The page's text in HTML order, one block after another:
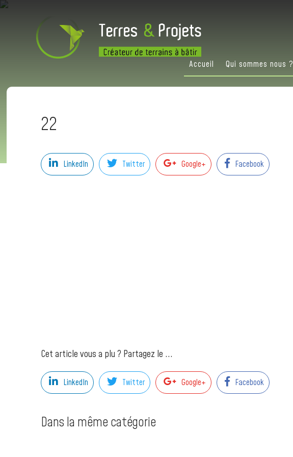
Accueil Qui sommes nous ?
22
LinkedIn Twitter Google+ Facebook
Cet article vous a plu ? Partagez le ...
LinkedIn Twitter Google+ Facebook
Dans la même catégorie